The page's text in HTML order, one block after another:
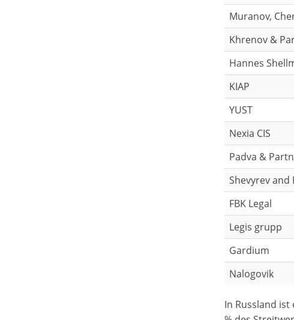
Muranov,
Khrenov &
Hannes
KIAP
YUST
Nexia CIS
Padva &
Shevyrev and
FBK Legal
Legis grupp
Gardium
Nalogovik
In Russland